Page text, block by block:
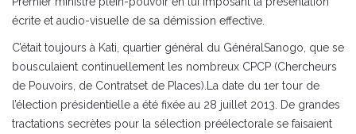
écrite et audio-visuelle de sa démission effective.
C’était toujours à Kati, quartier général du GénéralSanogo, que se
bousculaient continuellement les nombreux CPCP (Chercheurs
de Pouvoirs, de Contratset de Places).La date du 1er tour de
l’élection présidentielle a été fixée au 28 juillet 2013. De grandes
tractations secrètes pour la sélection préélectorale se faisaient